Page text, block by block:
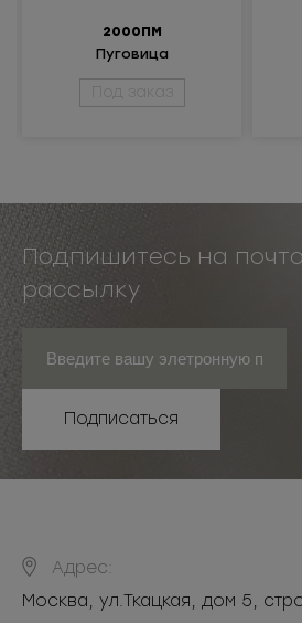
2000ПМ
Пуговица
металлическая
Под заказ
Подпишитесь на
рассылку
Подписаться
Адрес:
Москва, ул.Ткацкая, дом 5,